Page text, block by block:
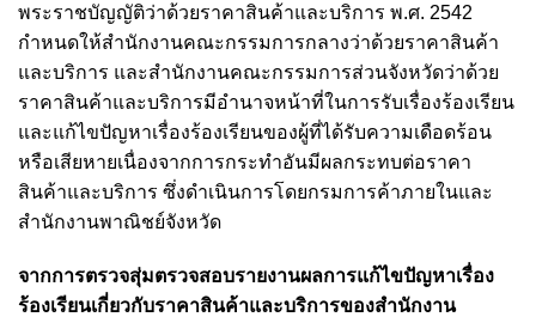
พระราชบัญญัติว่าด้วยราคาสินค้าและบริการ พ.ศ. 2542
กำหนดให้สำนักงานคณะกรรมการกลางว่าด้วยราคาสินค้า
และบริการ และสำนักงานคณะกรรมการส่วนจังหวัดว่าด้วย
ราคาสินค้าและบริการมีอำนาจหน้าที่ในการรับเรื่องร้องเรียน
และแก้ไขปัญหาเรื่องร้องเรียนของผู้ที่ได้รับความเดือดร้อน
หรือเสียหายเนื่องจากการกระทำอันมีผลกระทบต่อราคา
สินค้าและบริการ ซึ่งดำเนินการโดยกรมการค้าภายในและ
สำนักงานพาณิชย์จังหวัด
จากการตรวจสุ่มตรวจสอบรายงานผลการแก้ไขปัญหาเรื่อง
ร้องเรียนเกี่ยวกับราคาสินค้าและบริการของสำนักงาน